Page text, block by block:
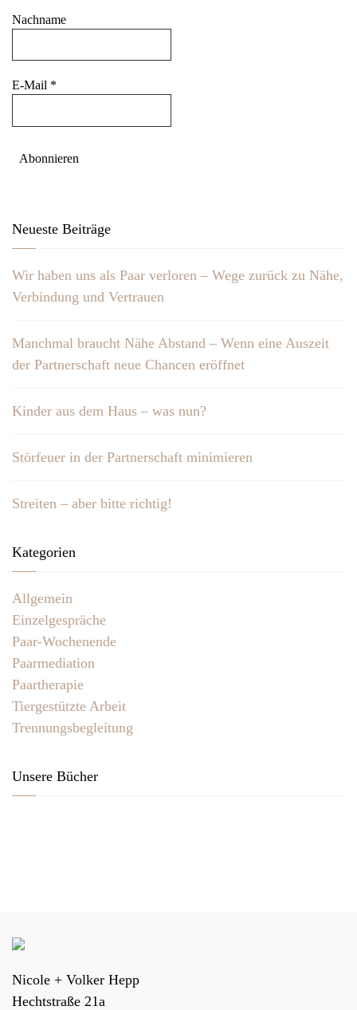
Nachname
E-Mail *
Neueste Beiträge
Wir haben uns als Paar verloren – Wege zurück zu Nähe,
Verbindung und Vertrauen
Manchmal braucht Nähe Abstand – Wenn eine Auszeit
der Partnerschaft neue Chancen eröffnet
Kinder aus dem Haus – was nun?
Störfeuer in der Partnerschaft minimieren
Streiten – aber bitte richtig!
Kategorien
Allgemein
Einzelgespräche
Paar-Wochenende
Paarmediation
Paartherapie
Tiergestützte Arbeit
Trennungsbegleitung
Unsere Bücher
Nicole + Volker Hepp
Hechtstraße 21a